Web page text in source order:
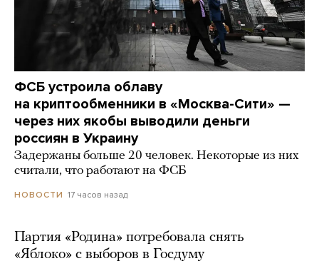
ФСБ устроила облаву
на криптообменники в «Москва-Сити» —
через них якобы выводили деньги
россиян в Украину
Задержаны больше 20 человек. Некоторые из них
считали, что работают на ФСБ
НОВОСТИ 17 часов назад
Партия «Родина» потребовала снять
«Яблоко» с выборов в Госдуму